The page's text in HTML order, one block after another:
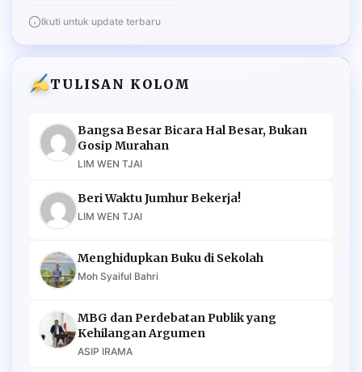
Ikuti untuk update terbaru
TULISAN KOLOM
Bangsa Besar Bicara Hal Besar, Bukan
Gosip Murahan
LIM WEN TJAI
Beri Waktu Jumhur Bekerja!
LIM WEN TJAI
Menghidupkan Buku di Sekolah
Moh Syaiful Bahri
MBG dan Perdebatan Publik yang
Kehilangan Argumen
ASIP IRAMA